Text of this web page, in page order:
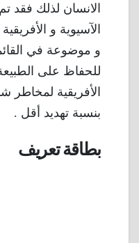
الانسان لذلك فقد
الآسيوية و
و موضوعة في
للحفاظ على
الأفريقية لمخاطر
بنسبة تهديد أقل .
بطاقة تعريف